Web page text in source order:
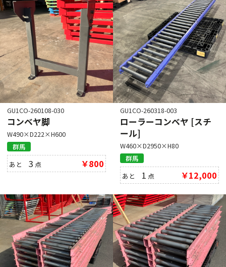
GU1CO-260108-030
コンベヤ脚
W490×D222×H600
群馬
あと3 点 ￥800
GU1CO-260318-003
ローラーコンベヤ [スチ
ール]
W460×D2950×H80
群馬
あと 1 点 ￥12,000